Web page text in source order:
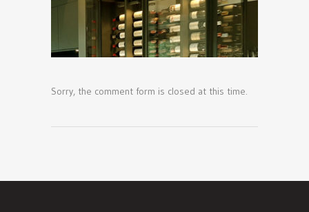
Sorry, the comment form is closed at this time.